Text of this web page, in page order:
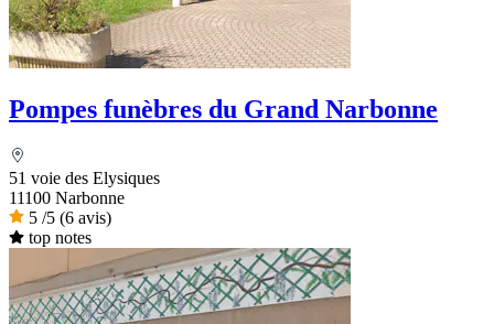
Pompes funèbres du Grand Narbonne
51 voie des Elysiques
11100 Narbonne
5 /5 (6 avis)
top notes